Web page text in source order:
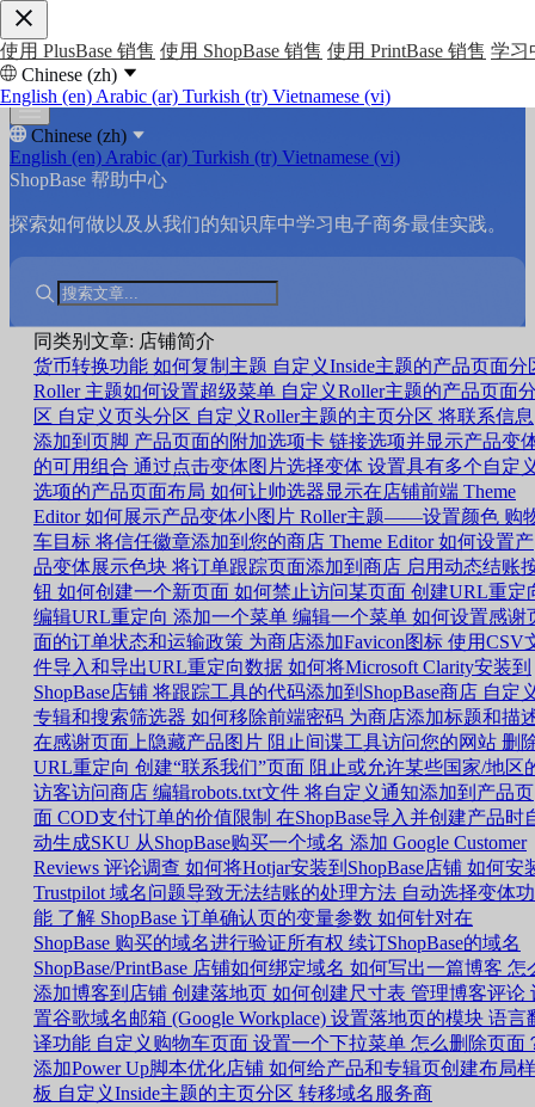
使用 PlusBase 销售 使用 ShopBase 销售 使用 PrintBase 销售 学习
Chinese (zh)
English (en) Arabic (ar) Turkish (tr) Vietnamese (vi)
Chinese (zh)
English (en) Arabic (ar) Turkish (tr) Vietnamese (vi)
ShopBase 帮助中心
探索如何做以及从我们的知识库中学习电子商务最佳实践。
同类别文章: 店铺简介
货币转换功能 如何复制主题 自定义Inside主题的产品页面分
Roller 主题如何设置超级菜单 自定义Roller主题的产品页面
区 自定义页头分区 自定义Roller主题的主页分区 将联系信息
添加到页脚 产品页面的附加选项卡 链接选项并显示产品变
的可用组合 通过点击变体图片选择变体 设置具有多个自定
选项的产品页面布局 如何让帅选器显示在店铺前端 Theme
Editor 如何展示产品变体小图片 Roller主题——设置颜色 购
车目标 将信任徽章添加到您的商店 Theme Editor 如何设置产
品变体展示色块 将订单跟踪页面添加到商店 启用动态结账
钮 如何创建一个新页面 如何禁止访问某页面 创建URL重定
编辑URL重定向 添加一个菜单 编辑一个菜单 如何设置感谢
面的订单状态和运输政策 为商店添加Favicon图标 使用CSV
件导入和导出URL重定向数据 如何将Microsoft Clarity安装到
ShopBase店铺 将跟踪工具的代码添加到ShopBase商店 自定
专辑和搜索筛选器 如何移除前端密码 为商店添加标题和描
在感谢页面上隐藏产品图片 阻止间谍工具访问您的网站 删
URL重定向 创建“联系我们”页面 阻止或允许某些国家/地区
访客访问商店 编辑robots.txt文件 将自定义通知添加到产品页
面 COD支付订单的价值限制 在ShopBase导入并创建产品时
动生成SKU 从ShopBase购买一个域名 添加 Google Customer
Reviews 评论调查 如何将Hotjar安装到ShopBase店铺 如何安
Trustpilot 域名问题导致无法结账的处理方法 自动选择变体功
能 了解 ShopBase 订单确认页的变量参数 如何针对在
ShopBase 购买的域名进行验证所有权 续订ShopBase的域名
ShopBase/PrintBase 店铺如何绑定域名 如何写出一篇博客 怎
添加博客到店铺 创建落地页 如何创建尺寸表 管理博客评论
置谷歌域名邮箱 (Google Workplace) 设置落地页的模块 语言
译功能 自定义购物车页面 设置一个下拉菜单 怎么删除页面
添加Power Up脚本优化店铺 如何给产品和专辑页创建布局样
板 自定义Inside主题的主页分区 转移域名服务商